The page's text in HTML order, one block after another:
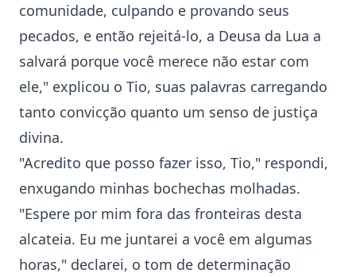
comunidade, culpando e provando seus
pecados, e então rejeitá-lo, a Deusa da Lua a
salvará porque você merece não estar com
ele," explicou o Tio, suas palavras carregando
tanto convicção quanto um senso de justiça
divina.
"Acredito que posso fazer isso, Tio," respondi,
enxugando minhas bochechas molhadas.
"Espere por mim fora das fronteiras desta
alcateia. Eu me juntarei a você em algumas
horas," declarei, o tom de determinação